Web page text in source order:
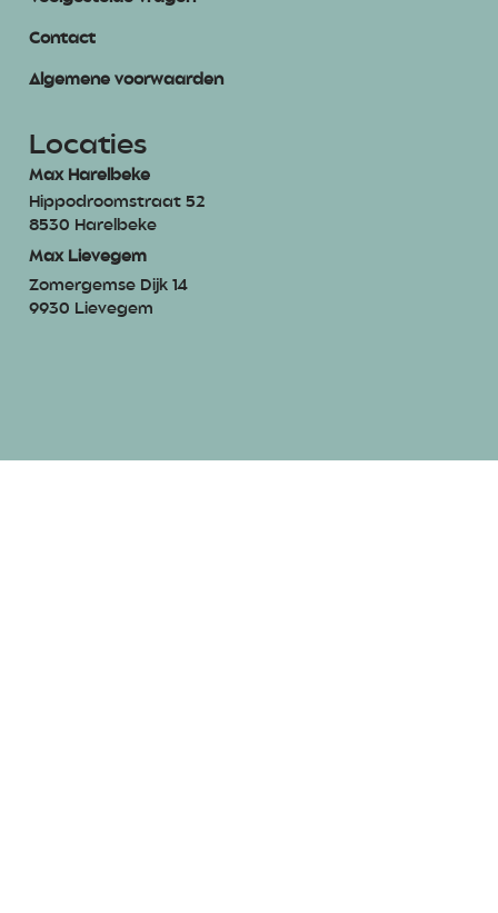
Contact
Algemene voorwaarden
Locaties
Max Harelbeke
Hippodroomstraat 52
8530 Harelbeke
Max Lievegem
Zomergemse Dijk 14
9930 Lievegem